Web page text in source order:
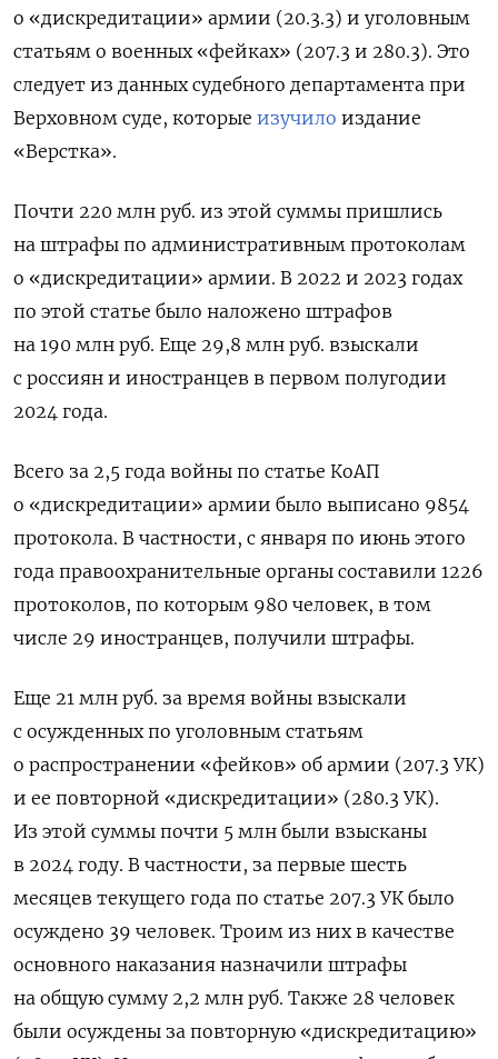
о «дискредитации» армии (20.3.3) и уголовным
статьям о военных «фейках» (207.3 и 280.3). Это
следует из данных судебного департамента при
Верховном суде, которые изучило издание
«Верстка».
Почти 220 млн руб. из этой суммы пришлись
на штрафы по административным протоколам
о «дискредитации» армии. В 2022 и 2023 годах
по этой статье было наложено штрафов
на 190 млн руб. Еще 29,8 млн руб. взыскали
с россиян и иностранцев в первом полугодии
2024 года.
Всего за 2,5 года войны по статье КоАП
о «дискредитации» армии было выписано 9854
протокола. В частности, с января по июнь этого
года правоохранительные органы составили 1226
протоколов, по которым 980 человек, в том
числе 29 иностранцев, получили штрафы.
Еще 21 млн руб. за время войны взыскали
с осужденных по уголовным статьям
о распространении «фейков» об армии (207.3 УК)
и ее повторной «дискредитации» (280.3 УК).
Из этой суммы почти 5 млн были взысканы
в 2024 году. В частности, за первые шесть
месяцев текущего года по статье 207.3 УК было
осуждено 39 человек. Троим из них в качестве
основного наказания назначили штрафы
на общую сумму 2,2 млн руб. Также 28 человек
были осуждены за повторную «дискредитацию»